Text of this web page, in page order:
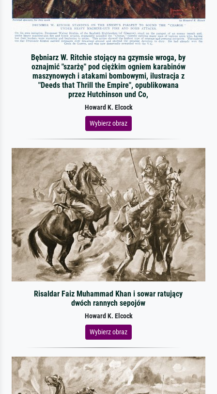
Bębniarz W. Ritchie stojący na gzymsie wroga, by
oznajmić "szarżę" pod ciężkim ogniem karabinów
maszynowych i atakami bombowymi, ilustracja z
"Deeds that Thrill the Empire", opublikowana
przez Hutchinson und Co,
Howard K. Elcock
Wybierz obraz
Risaldar Faiz Muhammad Khan i sowar ratujący
dwóch rannych sepojów
Howard K. Elcock
Wybierz obraz